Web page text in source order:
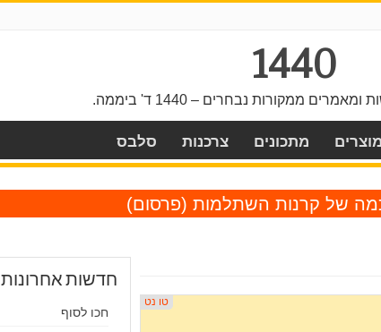
1440
ממקורות נבחרים – 1440 ד' ביממה.
מוצרים מתכונים צרכנות סלבס
של קרנות השתלמות (פרסום)
חדשות אחרונות
חכו לסוף